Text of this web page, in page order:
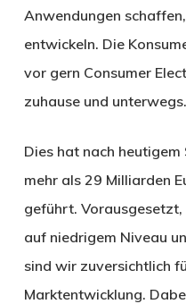
Anwendungen
entwickeln. Die
vor gern Consumer
zuhause und unterwegs.
Dies hat nach
mehr als 29 Milliarden
geführt.
auf niedrigem Niveau
sind wir zuversichtlich
Marktentwicklung.